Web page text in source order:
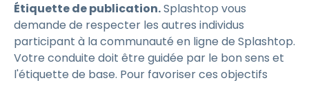
Étiquette de publication.Splashtop vous
demande de respecter les autres individus
participant à la communauté en ligne de Splashtop.
Votre conduite doit être guidée par le bon sens et
l'étiquette de base. Pour favoriser ces objectifs